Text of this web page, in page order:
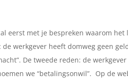
eerst met je bespreken waarom
werkgever heeft domweg geen
De tweede reden: de
we “betalingsonwil”. Op de